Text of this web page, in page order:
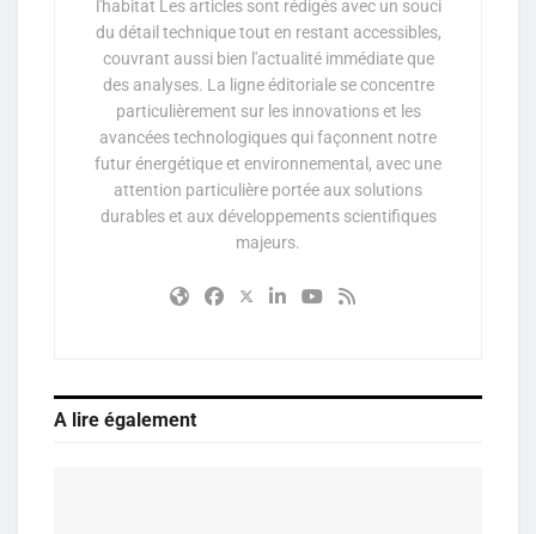
l'habitat Les articles sont rédigés avec un souci
du détail technique tout en restant accessibles,
couvrant aussi bien l'actualité immédiate que
des analyses. La ligne éditoriale se concentre
particulièrement sur les innovations et les
avancées technologiques qui façonnent notre
futur énergétique et environnemental, avec une
attention particulière portée aux solutions
durables et aux développements scientifiques
majeurs.
A lire également